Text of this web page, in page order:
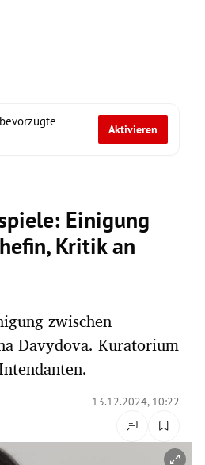
Aktivieren
Einigung
Kritik an
zwischen
Davydova. Kuratorium
13.12.2024, 10:22